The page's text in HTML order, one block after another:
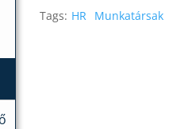
Tags: HR Munkatársak